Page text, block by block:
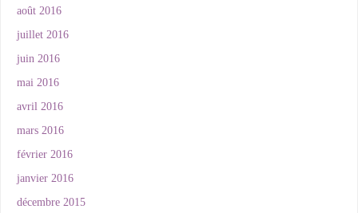
août 2016
juillet 2016
juin 2016
mai 2016
avril 2016
mars 2016
février 2016
janvier 2016
décembre 2015